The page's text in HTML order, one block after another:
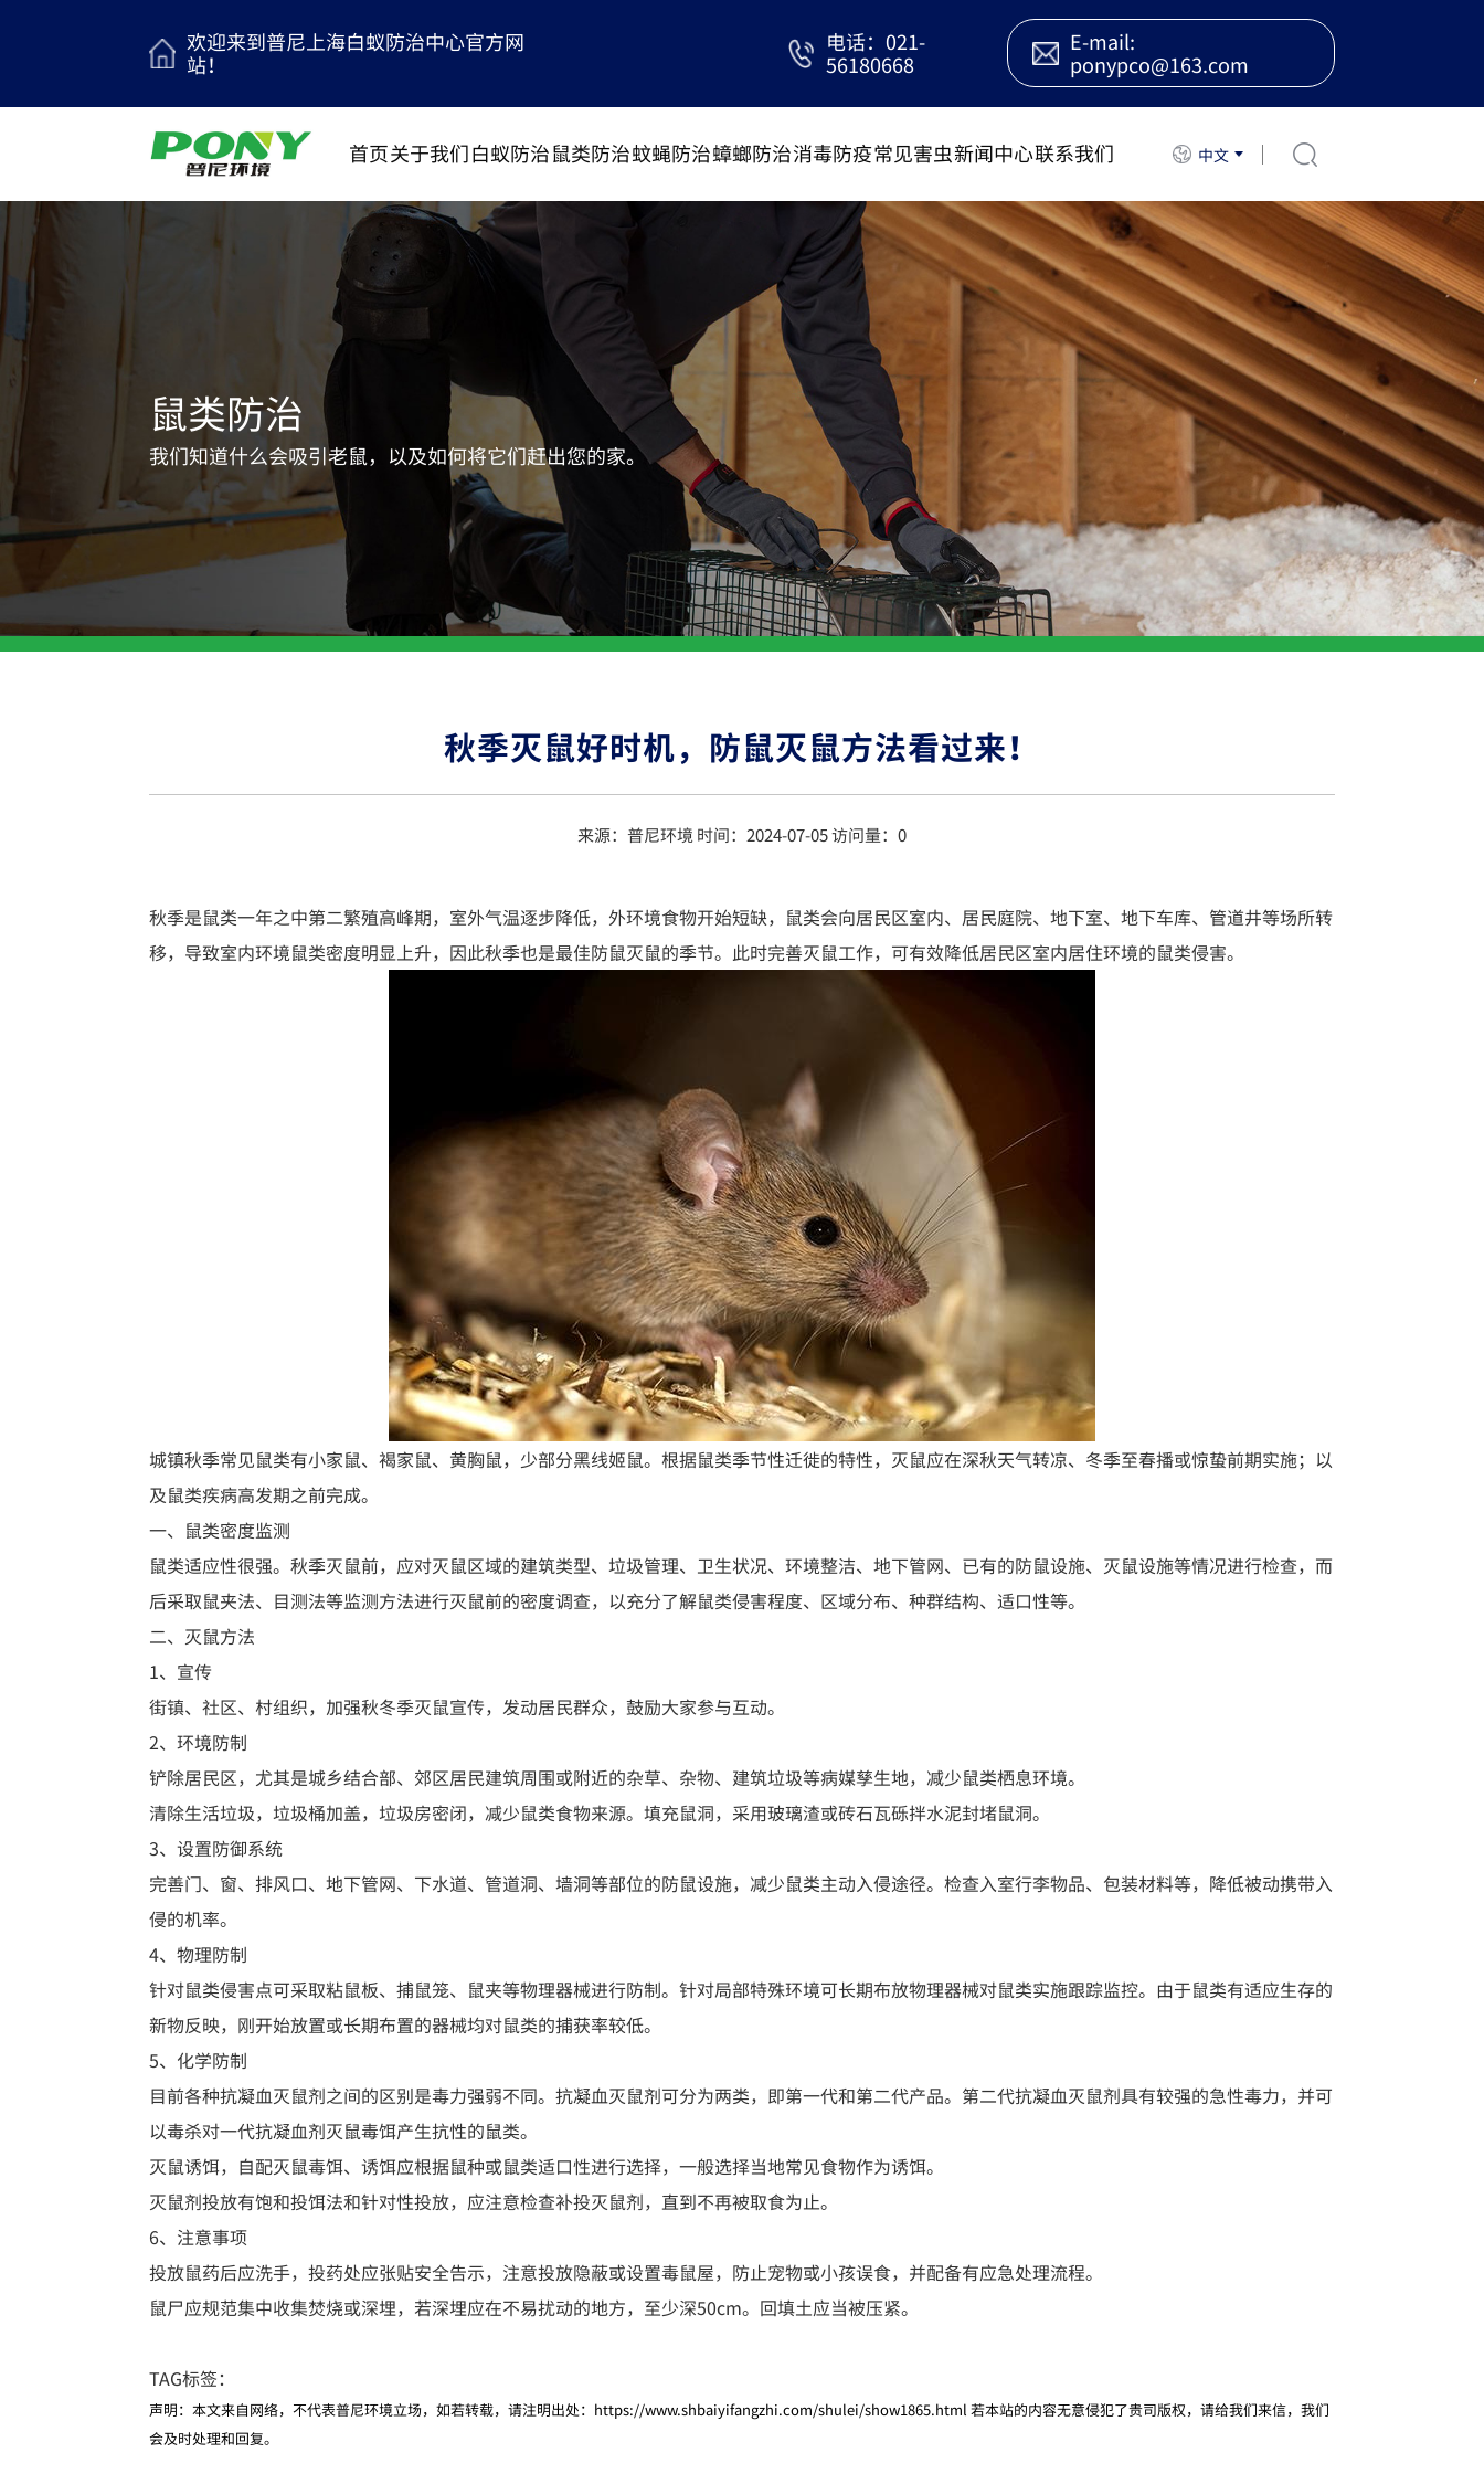
欢迎来到普尼上海白蚁防治中心官方网
站！
电话：021-
56180668
E-mail:
ponypco@163.com
首页关于我们白蚁防治鼠类防治蚊蝇防治蟑螂防治消毒防疫常见害虫新闻中心联系我们 中文
鼠类防治
我们知道什么会吸引老鼠，以及如何将它们赶出您的家。
秋季灭鼠好时机，防鼠灭鼠方法看过来！
来源：普尼环境 时间：2024-07-05 访问量： 0
秋季是鼠类一年之中第二繁殖高峰期，室外气温逐步降低，外环境食物开始短缺，鼠类会向居民区室内、居民庭院、地下室、地下车库、管道井等场所转
移，导致室内环境鼠类密度明显上升，因此秋季也是最佳防鼠灭鼠的季节。此时完善灭鼠工作，可有效降低居民区室内居住环境的鼠类侵害。
城镇秋季常见鼠类有小家鼠、褐家鼠、黄胸鼠，少部分黑线姬鼠。根据鼠类季节性迁徙的特性，灭鼠应在深秋天气转凉、冬季至春播或惊蛰前期实施；以
及鼠类疾病高发期之前完成。
一、鼠类密度监测
鼠类适应性很强。秋季灭鼠前，应对灭鼠区域的建筑类型、垃圾管理、卫生状况、环境整洁、地下管网、已有的防鼠设施、灭鼠设施等情况进行检查，而
后采取鼠夹法、目测法等监测方法进行灭鼠前的密度调查，以充分了解鼠类侵害程度、区域分布、种群结构、适口性等。
二、灭鼠方法
1、宣传
街镇、社区、村组织，加强秋冬季灭鼠宣传，发动居民群众，鼓励大家参与互动。
2、环境防制
铲除居民区，尤其是城乡结合部、郊区居民建筑周围或附近的杂草、杂物、建筑垃圾等病媒孳生地，减少鼠类栖息环境。
清除生活垃圾，垃圾桶加盖，垃圾房密闭，减少鼠类食物来源。填充鼠洞，采用玻璃渣或砖石瓦砾拌水泥封堵鼠洞。
3、设置防御系统
完善门、窗、排风口、地下管网、下水道、管道洞、墙洞等部位的防鼠设施，减少鼠类主动入侵途径。检查入室行李物品、包装材料等，降低被动携带入
侵的机率。
4、物理防制
针对鼠类侵害点可采取粘鼠板、捕鼠笼、鼠夹等物理器械进行防制。针对局部特殊环境可长期布放物理器械对鼠类实施跟踪监控。由于鼠类有适应生存的
新物反映，刚开始放置或长期布置的器械均对鼠类的捕获率较低。
5、化学防制
目前各种抗凝血灭鼠剂之间的区别是毒力强弱不同。抗凝血灭鼠剂可分为两类，即第一代和第二代产品。第二代抗凝血灭鼠剂具有较强的急性毒力，并可
以毒杀对一代抗凝血剂灭鼠毒饵产生抗性的鼠类。
灭鼠诱饵，自配灭鼠毒饵、诱饵应根据鼠种或鼠类适口性进行选择，一般选择当地常见食物作为诱饵。
灭鼠剂投放有饱和投饵法和针对性投放，应注意检查补投灭鼠剂，直到不再被取食为止。
6、注意事项
投放鼠药后应洗手，投药处应张贴安全告示，注意投放隐蔽或设置毒鼠屋，防止宠物或小孩误食，并配备有应急处理流程。
鼠尸应规范集中收集焚烧或深埋，若深埋应在不易扰动的地方，至少深50cm。回填土应当被压紧。
TAG标签：
声明：本文来自网络，不代表普尼环境立场，如若转载，请注明出处： https://www.shbaiyifangzhi.com/shulei/show1865.html 若本站的内容无意侵犯了贵司版权，请给我们来信，我们
会及时处理和回复。